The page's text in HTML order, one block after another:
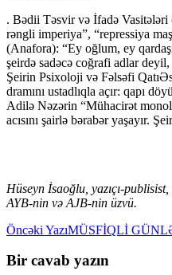
. Bədii Təsvir və İfadә Vasitәlәri
rəngli imperiya”, “repressiya
(Anafora): “Ey oğlum, ey
şeirdə sadəcə coğrafi adlar
Şeirin Psixoloji və Fəlsəfi
dramını ustadlıqla açır: qapı
Adilə Nəzərin “Mühacirət
acısını şairlə bərabər yaşayır.
Hüseyn İsaoğlu, yazıçı-publisist,
AYB-nin və AJB-nin üzvü.
Yazılar
üzrə
Öncəki YazıMÜSFİQLİ
Bir cavab yazın